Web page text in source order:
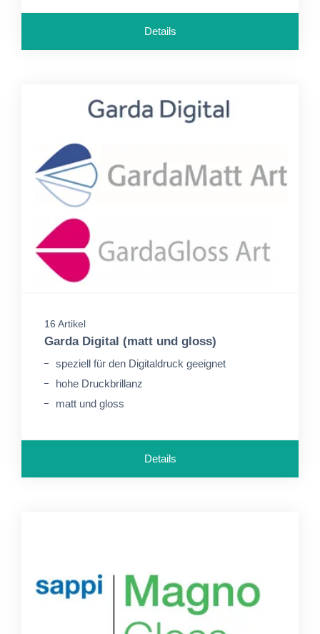
Details
16 Artikel
Garda Digital (matt und gloss)
speziell für den Digitaldruck geeignet
hohe Druckbrillanz
matt und gloss
Details